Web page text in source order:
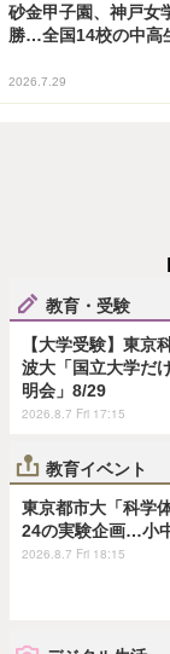
砂金甲子園、神戸女
勝…全国14校の中高
2026.7.29
教育・受験
【大学受験】東京
波大「国立大学だ
明会」8/29
2026.8.7 Fri 17:15
教育イベント
東京都市大「科学
24の実験企画…小
2026.8.7 Fri 18:15